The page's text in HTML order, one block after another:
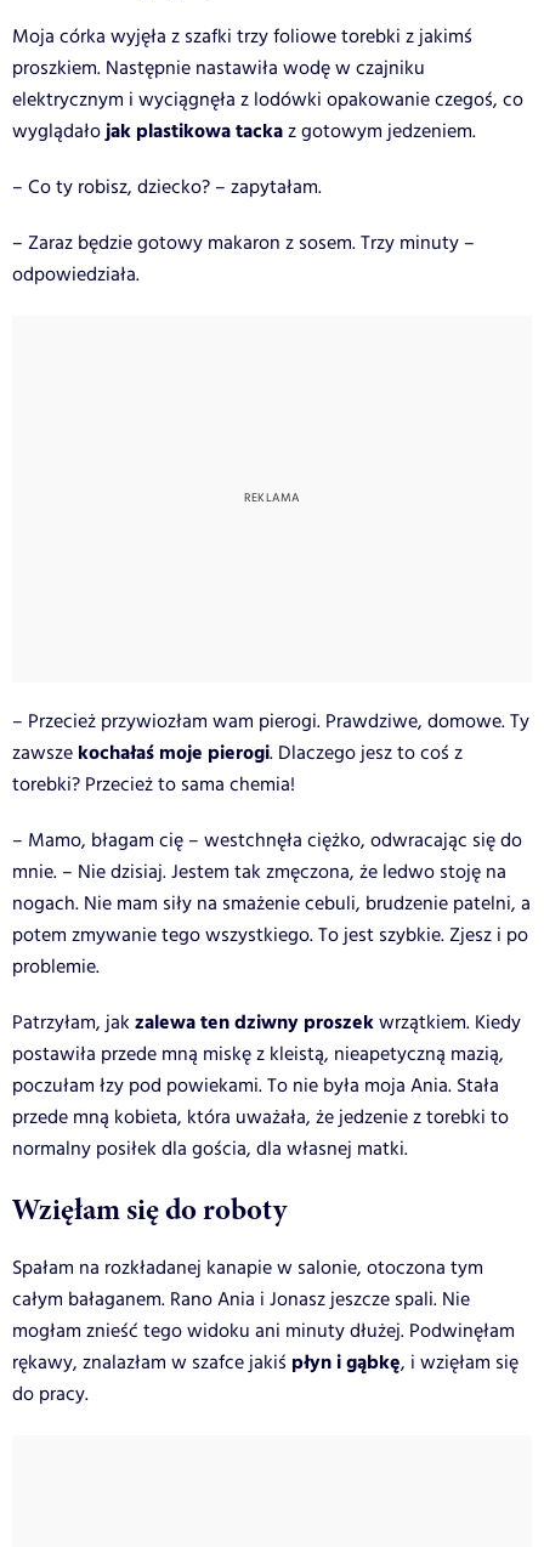
Moja córka wyjęła z szafki trzy foliowe torebki z jakimś
proszkiem. Następnie nastawiła wodę w czajniku
elektrycznym i wyciągnęła z lodówki opakowanie czegoś, co
wyglądałojak plastikowa tackaz gotowym jedzeniem.
– Co ty robisz, dziecko? – zapytałam.
– Zaraz będzie gotowy makaron z sosem. Trzy minuty –
odpowiedziała.
– Przecież przywiozłam wam pierogi. Prawdziwe, domowe. Ty
zawsze kochałaś moje pierogi. Dlaczego jesz to coś z
torebki? Przecież to sama chemia!
– Mamo, błagam cię – westchnęła ciężko, odwracając się do
mnie. – Nie dzisiaj. Jestem tak zmęczona, że ledwo stoję na
nogach. Nie mam siły na smażenie cebuli, brudzenie patelni, a
potem zmywanie tego wszystkiego. To jest szybkie. Zjesz i po
problemie.
Patrzyłam, jak zalewa ten dziwny proszekwrzątkiem. Kiedy
postawiła przede mną miskę z kleistą, nieapetyczną mazią,
poczułam łzy pod powiekami. To nie była moja Ania. Stała
przede mną kobieta, która uważała, że jedzenie z torebki to
normalny posiłek dla gościa, dla własnej matki.
Wzięłam się do roboty
Spałam na rozkładanej kanapie w salonie, otoczona tym
całym bałaganem. Rano Ania i Jonasz jeszcze spali. Nie
mogłam znieść tego widoku ani minuty dłużej. Podwinęłam
rękawy, znalazłam w szafce jakiś płyn i gąbkę, i wzięłam się
do pracy.